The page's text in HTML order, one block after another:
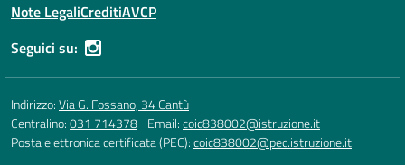
Note LegaliCreditiAVCP
Seguici su:
Indirizzo:Via G. Fossano, 34 Cantù
Centralino:031 714378 Email:coic838002@istruzione.it
Posta elettronica certificata (PEC):coic838002@pec.istruzione.it